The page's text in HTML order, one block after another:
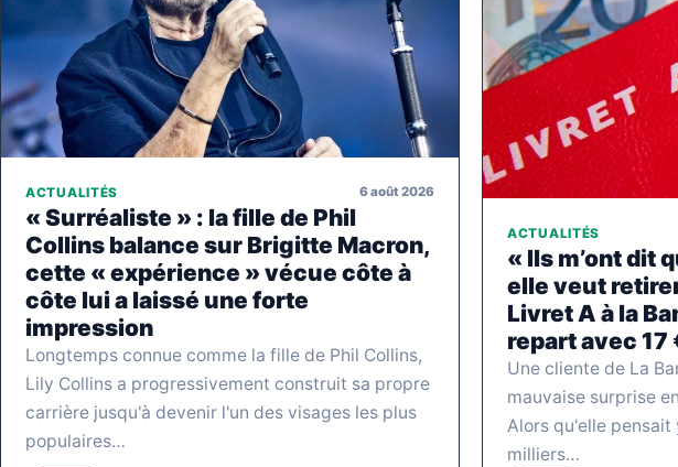
ACTUALITÉS 6 août 2026
« Surréaliste » : la fille de Phil
Collins balance sur Brigitte Macron,
cette « expérience » vécue côte à
côte lui a laissé une forte
impression
Longtemps connue comme la fille de Phil Collins,
Lily Collins a progressivement construit sa propre
carrière jusqu'à devenir l'un des visages les plus
populaires…
ACTUALITÉS
« Ils m’ont dit
elle veut
Livret A à la
repart avec 17
Une cliente de La
mauvaise surprise
Alors qu'elle
milliers…